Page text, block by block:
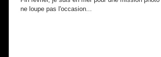
ne loupe pas l'occasion...